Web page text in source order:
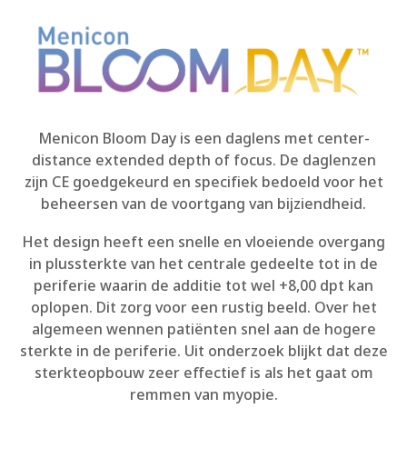
Menicon Bloom Day is een daglens met center-
distance extended depth of focus. De daglenzen
zijn CE goedgekeurd en specifiek bedoeld voor het
beheersen van de voortgang van bijziendheid.
Het design heeft een snelle en vloeiende overgang
in plussterkte van het centrale gedeelte tot in de
periferie waarin de additie tot wel +8,00 dpt kan
oplopen. Dit zorg voor een rustig beeld. Over het
algemeen wennen patiënten snel aan de hogere
sterkte in de periferie. Uit onderzoek blijkt dat deze
sterkteopbouw zeer effectief is als het gaat om
remmen van myopie.